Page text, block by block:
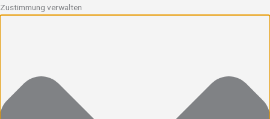
Zustimmung verwalten